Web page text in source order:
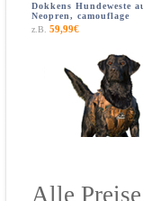
Dokkens Hundeweste
Neopren, camouflage
z.B. 59,99€
Alle